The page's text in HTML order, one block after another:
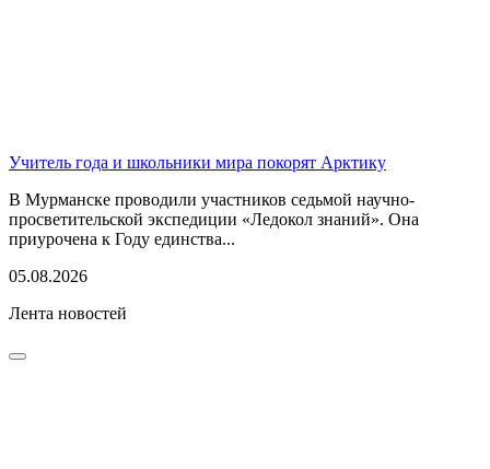
Учитель года и школьники мира покорят Арктику
В Мурманске проводили участников седьмой научно-
просветительской экспедиции «Ледокол знаний». Она
приурочена к Году единства...
05.08.2026
Лента новостей